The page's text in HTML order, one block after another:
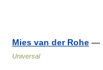
Mies van der Rohe —
Universal